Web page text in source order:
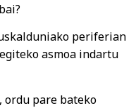
periferian
asmoa indartu
ordu pare bateko